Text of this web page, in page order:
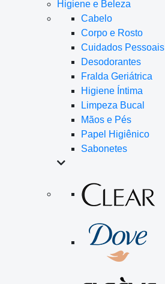
Higiene e Beleza
Cabelo
Corpo e Rosto
Cuidados Pessoais
Desodorantes
Fralda Geriátrica
Higiene Íntima
Limpeza Bucal
Mãos e Pés
Papel Higiênico
Sabonetes